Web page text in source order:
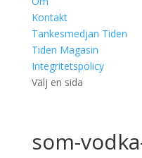
Kontakt
Tankesmedjan Tiden
Tiden Magasin
Integritetspolicy
Välj en sida
som-